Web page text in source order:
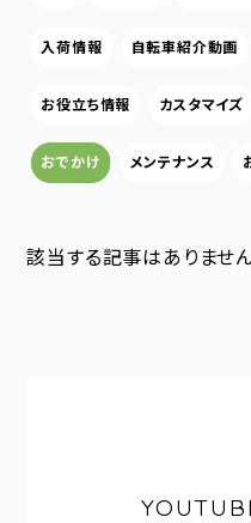
入荷情報 自転車紹介動画
お役立ち情報 カスタマイズ
おでかけ メンテナンス
該当する記事はありません